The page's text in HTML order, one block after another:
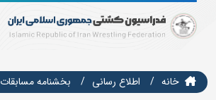
خانه اطلاع رسانی بخشنامه مسابقات